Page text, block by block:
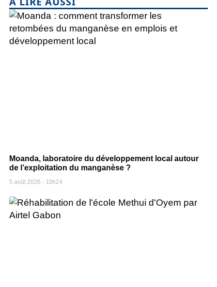
Moanda, laboratoire du développement local autour
de l’exploitation du manganèse ?
5 août 2026 10h24